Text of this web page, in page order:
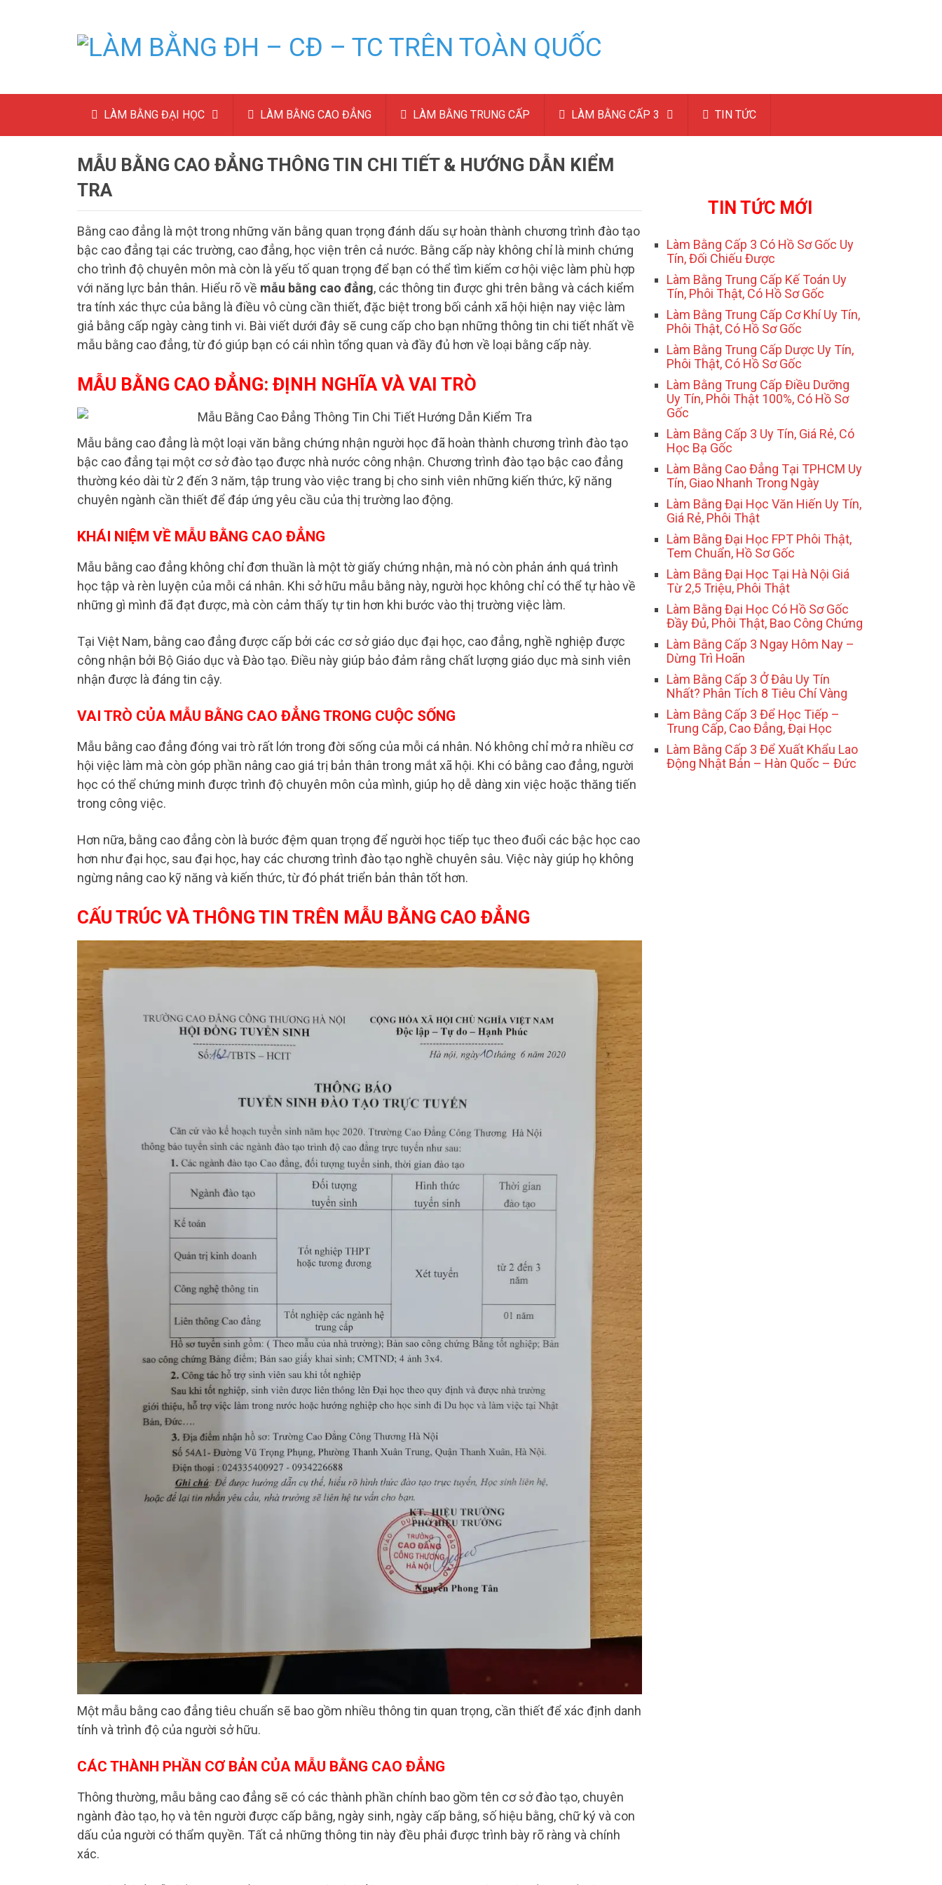
LÀM BẰNG ĐẠI HỌC LÀM BẰNG CAO ĐẲNG LÀM BẰNG TRUNG CẤP LÀM BẰNG CẤP 3 TIN TỨC
MẪU BẰNG CAO ĐẲNG THÔNG TIN CHI TIẾT & HƯỚNG DẪN KIỂM
TRA
Bằng cao đẳng là một trong những văn bằng quan trọng đánh dấu sự hoàn thành chương trình đào tạo
bậc cao đẳng tại các trường, cao đẳng, học viện trên cả nước. Bằng cấp này không chỉ là minh chứng
cho trình độ chuyên môn mà còn là yếu tố quan trọng để bạn có thể tìm kiếm cơ hội việc làm phù hợp
với năng lực bản thân. Hiểu rõ về mẫu bằng cao đẳng, các thông tin được ghi trên bằng và cách kiểm
tra tính xác thực của bằng là điều vô cùng cần thiết, đặc biệt trong bối cảnh xã hội hiện nay việc làm
giả bằng cấp ngày càng tinh vi. Bài viết dưới đây sẽ cung cấp cho bạn những thông tin chi tiết nhất về
mẫu bằng cao đẳng, từ đó giúp bạn có cái nhìn tổng quan và đầy đủ hơn về loại bằng cấp này.
MẪU BẰNG CAO ĐẲNG: ĐỊNH NGHĨA VÀ VAI TRÒ
Mẫu bằng cao đẳng là một loại văn bằng chứng nhận người học đã hoàn thành chương trình đào tạo
bậc cao đẳng tại một cơ sở đào tạo được nhà nước công nhận. Chương trình đào tạo bậc cao đẳng
thường kéo dài từ 2 đến 3 năm, tập trung vào việc trang bị cho sinh viên những kiến thức, kỹ năng
chuyên ngành cần thiết để đáp ứng yêu cầu của thị trường lao động.
KHÁI NIỆM VỀ MẪU BẰNG CAO ĐẲNG
Mẫu bằng cao đẳng không chỉ đơn thuần là một tờ giấy chứng nhận, mà nó còn phản ánh quá trình
học tập và rèn luyện của mỗi cá nhân. Khi sở hữu mẫu bằng này, người học không chỉ có thể tự hào về
những gì mình đã đạt được, mà còn cảm thấy tự tin hơn khi bước vào thị trường việc làm.
Tại Việt Nam, bằng cao đẳng được cấp bởi các cơ sở giáo dục đại học, cao đẳng, nghề nghiệp được
công nhận bởi Bộ Giáo dục và Đào tạo. Điều này giúp bảo đảm rằng chất lượng giáo dục mà sinh viên
nhận được là đáng tin cậy.
VAI TRÒ CỦA MẪU BẰNG CAO ĐẲNG TRONG CUỘC SỐNG
Mẫu bằng cao đẳng đóng vai trò rất lớn trong đời sống của mỗi cá nhân. Nó không chỉ mở ra nhiều cơ
hội việc làm mà còn góp phần nâng cao giá trị bản thân trong mắt xã hội. Khi có bằng cao đẳng, người
học có thể chứng minh được trình độ chuyên môn của mình, giúp họ dễ dàng xin việc hoặc thăng tiến
trong công việc.
Hơn nữa, bằng cao đẳng còn là bước đệm quan trọng để người học tiếp tục theo đuổi các bậc học cao
hơn như đại học, sau đại học, hay các chương trình đào tạo nghề chuyên sâu. Việc này giúp họ không
ngừng nâng cao kỹ năng và kiến thức, từ đó phát triển bản thân tốt hơn.
CẤU TRÚC VÀ THÔNG TIN TRÊN MẪU BẰNG CAO ĐẲNG
Một mẫu bằng cao đẳng tiêu chuẩn sẽ bao gồm nhiều thông tin quan trọng, cần thiết để xác định danh
tính và trình độ của người sở hữu.
CÁC THÀNH PHẦN CƠ BẢN CỦA MẪU BẰNG CAO ĐẲNG
Thông thường, mẫu bằng cao đẳng sẽ có các thành phần chính bao gồm tên cơ sở đào tạo, chuyên
ngành đào tạo, họ và tên người được cấp bằng, ngày sinh, ngày cấp bằng, số hiệu bằng, chữ ký và con
dấu của người có thẩm quyền. Tất cả những thông tin này đều phải được trình bày rõ ràng và chính
xác.
TIN TỨC MỚI
Làm Bằng Cấp 3 Có Hồ Sơ Gốc Uy
Tín, Đối Chiếu Được
Làm Bằng Trung Cấp Kế Toán Uy
Tín, Phôi Thật, Có Hồ Sơ Gốc
Làm Bằng Trung Cấp Cơ Khí Uy Tín,
Phôi Thật, Có Hồ Sơ Gốc
Làm Bằng Trung Cấp Dược Uy Tín,
Phôi Thật, Có Hồ Sơ Gốc
Làm Bằng Trung Cấp Điều Dưỡng
Uy Tín, Phôi Thật 100%, Có Hồ Sơ
Gốc
Làm Bằng Cấp 3 Uy Tín, Giá Rẻ, Có
Học Bạ Gốc
Làm Bằng Cao Đẳng Tại TPHCM Uy
Tín, Giao Nhanh Trong Ngày
Làm Bằng Đại Học Văn Hiến Uy Tín,
Giá Rẻ, Phôi Thật
Làm Bằng Đại Học FPT Phôi Thật,
Tem Chuẩn, Hồ Sơ Gốc
Làm Bằng Đại Học Tại Hà Nội Giá
Từ 2,5 Triệu, Phôi Thật
Làm Bằng Đại Học Có Hồ Sơ Gốc
Đầy Đủ, Phôi Thật, Bao Công Chứng
Làm Bằng Cấp 3 Ngay Hôm Nay –
Dừng Trì Hoãn
Làm Bằng Cấp 3 Ở Đâu Uy Tín
Nhất? Phân Tích 8 Tiêu Chí Vàng
Làm Bằng Cấp 3 Để Học Tiếp –
Trung Cấp, Cao Đẳng, Đại Học
Làm Bằng Cấp 3 Để Xuất Khẩu Lao
Động Nhật Bản – Hàn Quốc – Đức